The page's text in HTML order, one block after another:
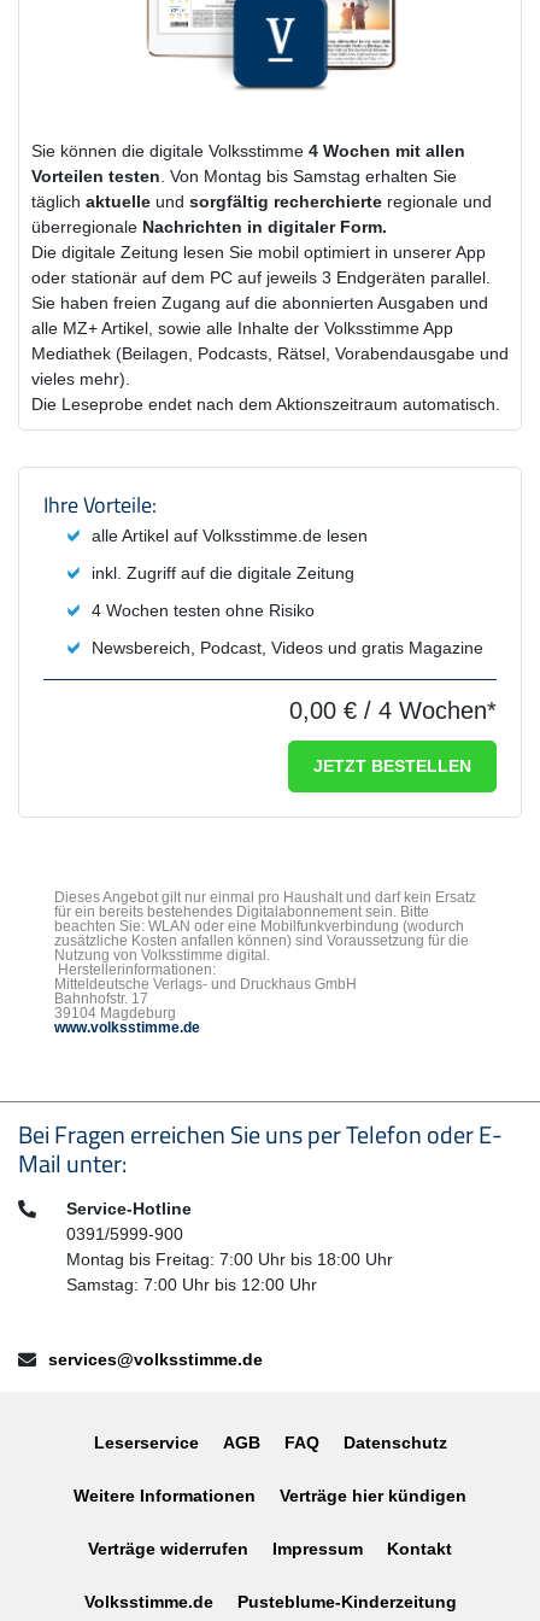
Sie können die digitale Volksstimme 4 Wochen mit allen
Vorteilen testen . Von Montag bis Samstag erhalten Sie
täglich aktuelle und sorgfältig recherchierte regionale und
überregionale Nachrichten in digitaler Form.
Die digitale Zeitung lesen Sie mobil optimiert in unserer App
oder stationär auf dem PC auf jeweils 3 Endgeräten parallel.
Sie haben freien Zugang auf die abonnierten Ausgaben und
alle MZ+ Artikel, sowie alle Inhalte der Volksstimme App
Mediathek (Beilagen, Podcasts, Rätsel, Vorabendausgabe und
vieles mehr).
Die Leseprobe endet nach dem Aktionszeitraum automatisch.
Produktzusammenfassung und
Ihre Vorteile:
alle Artikel auf Volksstimme.de lesen
inkl. Zugriff auf die digitale Zeitung
4 Wochen testen ohne Risiko
Newsbereich, Podcast, Videos und gratis Magazine
0,00 € / 4 Wochen*
JETZT BESTELLEN
Dieses Angebot gilt nur einmal pro Haushalt und darf kein Ersatz
für ein bereits bestehendes Digitalabonnement sein. Bitte
beachten Sie: WLAN oder eine Mobilfunkverbindung (wodurch
zusätzliche Kosten anfallen können) sind Voraussetzung für die
Nutzung von Volksstimme digital.
Herstellerinformationen:
Mitteldeutsche Verlags- und Druckhaus GmbH
Bahnhofstr. 17
39104 Magdeburg
www.volksstimme.de
Seitenfußbereich
Bei Fragen erreichen Sie uns per Telefon oder E-
Mail unter:
Telefon:Service-Hotline
0391/5999-900
Montag bis Freitag: 7:00 Uhr bis 18:00 Uhr
Samstag: 7:00 Uhr bis 12:00 Uhr
E-Mail:services@volksstimme.de
Leserservice AGB FAQ Datenschutz
Weitere Informationen Verträge hier kündigen
Verträge widerrufen Impressum Kontakt
Volksstimme.de Pusteblume-Kinderzeitung